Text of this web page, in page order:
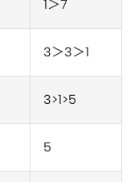
1＞7
3＞3＞1
3>1>5
5